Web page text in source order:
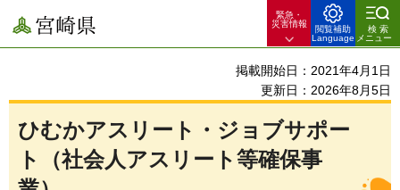
宮崎県
緊急・
災害情報
閲覧補助
Language
検索
メニュー
掲載開始日：2021年4月1日
更新日：2026年8月5日
ひむかアスリート・ジョブサポー
ト（社会人アスリート等確保事